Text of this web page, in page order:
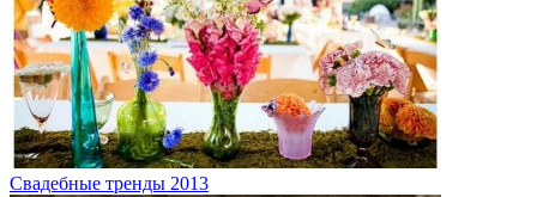
Свадебные тренды 2013